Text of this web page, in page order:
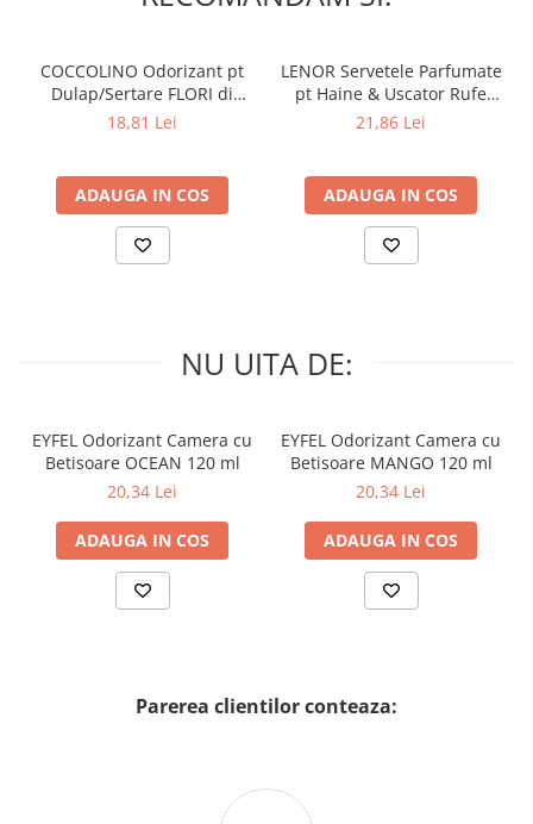
COCCOLINO Odorizant pt
Dulap/Sertare FLORI di
PRIMAVERA 3 buc
18,81 Lei
ADAUGA IN COS
LENOR Servetele Parfumate
pt Haine & Uscator Rufe
SPRING AWAKENING 34 buc
21,86 Lei
ADAUGA IN COS
NU UITA DE:
EYFEL Odorizant Camera cu
Betisoare OCEAN 120 ml
20,34 Lei
ADAUGA IN COS
EYFEL Odorizant Camera cu
Betisoare MANGO 120 ml
20,34 Lei
ADAUGA IN COS
Parerea clientilor conteaza: